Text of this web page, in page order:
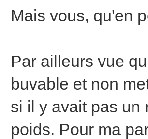
Mais vous, qu'en
Par ailleurs vue
buvable et non
si il y avait pas un
poids. Pour ma